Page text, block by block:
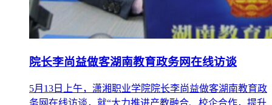
院长李尚益做客湖南教育政务网在线访谈
5月13日上午，潇湘职业学院院长李尚益做客湖南教育政
务网在线访谈，就“大力推进产教融合、校企合作，提升
服务地方经济能力”主题与网友在线交流。李尚益说：
“潇湘职业学院高度重视‘产教融合、校企合作’，原因有